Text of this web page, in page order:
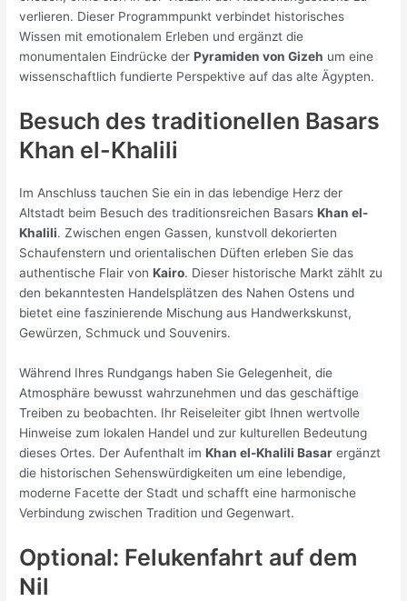
verlieren. Dieser Programmpunkt verbindet historisches
Wissen mit emotionalem Erleben und ergänzt die
monumentalen Eindrücke derPyramiden von Gizeh um eine
wissenschaftlich fundierte Perspektive auf das alte Ägypten.
Besuch des traditionellen Basars
Khan el-Khalili
Im Anschluss tauchen Sie ein in das lebendige Herz der
Altstadt beim Besuch des traditionsreichen BasarsKhan el-
Khalili. Zwischen engen Gassen, kunstvoll dekorierten
Schaufenstern und orientalischen Düften erleben Sie das
authentische Flair vonKairo. Dieser historische Markt zählt zu
den bekanntesten Handelsplätzen des Nahen Ostens und
bietet eine faszinierende Mischung aus Handwerkskunst,
Gewürzen, Schmuck und Souvenirs.
Während Ihres Rundgangs haben Sie Gelegenheit, die
Atmosphäre bewusst wahrzunehmen und das geschäftige
Treiben zu beobachten. Ihr Reiseleiter gibt Ihnen wertvolle
Hinweise zum lokalen Handel und zur kulturellen Bedeutung
dieses Ortes. Der Aufenthalt imKhan el-Khalili Basar ergänzt
die historischen Sehenswürdigkeiten um eine lebendige,
moderne Facette der Stadt und schafft eine harmonische
Verbindung zwischen Tradition und Gegenwart.
Optional: Felukenfahrt auf dem
Nil